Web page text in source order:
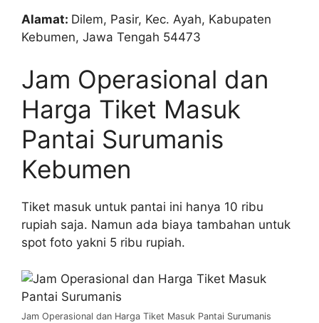
Alamat: Dilem, Pasir, Kec. Ayah, Kabupaten
Kebumen, Jawa Tengah 54473
Jam Operasional dan
Harga Tiket Masuk
Pantai Surumanis
Kebumen
Tiket masuk untuk pantai ini hanya 10 ribu
rupiah saja. Namun ada biaya tambahan untuk
spot foto yakni 5 ribu rupiah.
Jam Operasional dan Harga Tiket Masuk Pantai Surumanis